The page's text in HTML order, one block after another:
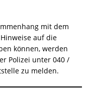
mit dem
auf die
können, werden
Polizei unter 040 /
zu melden.